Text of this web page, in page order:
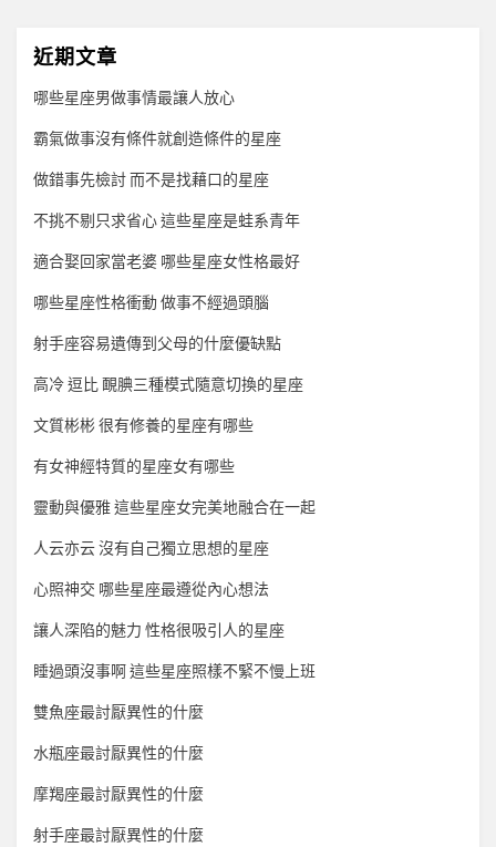
近期文章
哪些星座男做事情最讓人放心
霸氣做事沒有條件就創造條件的星座
做錯事先檢討 而不是找藉口的星座
不挑不剔只求省心 這些星座是蛙系青年
適合娶回家當老婆 哪些星座女性格最好
哪些星座性格衝動 做事不經過頭腦
射手座容易遺傳到父母的什麼優缺點
高冷 逗比 靦腆三種模式隨意切換的星座
文質彬彬 很有修養的星座有哪些
有女神經特質的星座女有哪些
靈動與優雅 這些星座女完美地融合在一起
人云亦云 沒有自己獨立思想的星座
心照神交 哪些星座最遵從內心想法
讓人深陷的魅力 性格很吸引人的星座
睡過頭沒事啊 這些星座照樣不緊不慢上班
雙魚座最討厭異性的什麼
水瓶座最討厭異性的什麼
摩羯座最討厭異性的什麼
射手座最討厭異性的什麼